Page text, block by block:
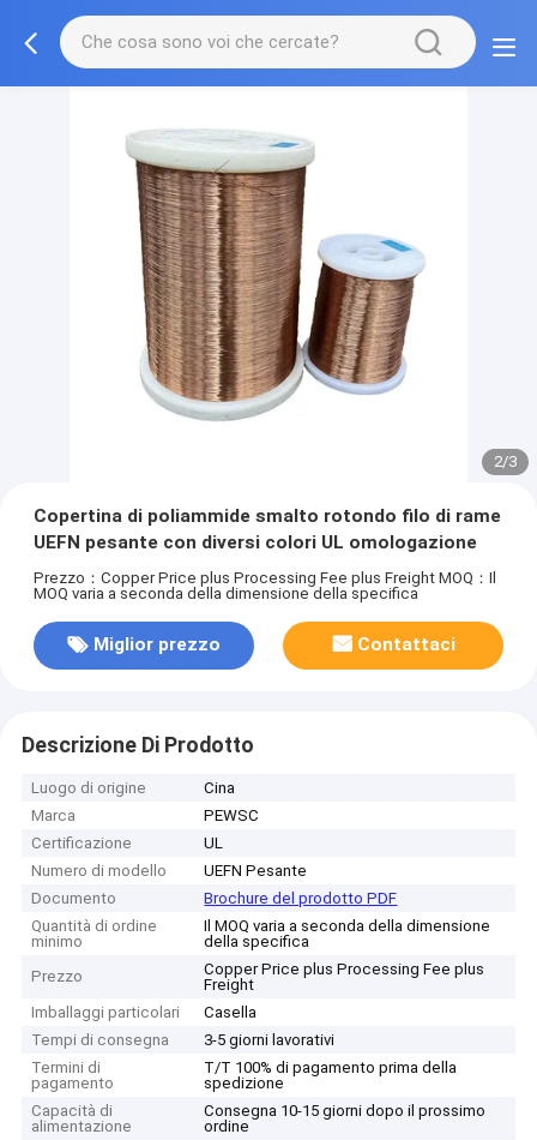
2/3
Copertina di poliammide smalto rotondo filo di rame
UEFN pesante con diversi colori UL omologazione
Prezzo：Copper Price plus Processing Fee plus Freight MOQ：Il
MOQ varia a seconda della dimensione della specifica
Miglior prezzo Contattaci
Descrizione Di Prodotto
Luogo di origine
Cina
Marca
PEWSC
Certificazione
UL
Numero di modello
UEFN Pesante
Documento
Brochure del prodotto PDF
Quantità di ordine
minimo
Il MOQ varia a seconda della dimensione
della specifica
Prezzo
Copper Price plus Processing Fee plus
Freight
Imballaggi particolari
Casella
Tempi di consegna
3-5 giorni lavorativi
Termini di
pagamento
T/T 100% di pagamento prima della
spedizione
Capacità di
alimentazione
Consegna 10-15 giorni dopo il prossimo
ordine